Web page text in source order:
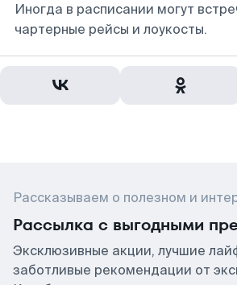
Иногда в расписании могут
чартерные рейсы и лоукосты.
Рассказываем о полезном и
Рассылка с выгодными
Эксклюзивные акции, лучшие
заботливые рекомендации от